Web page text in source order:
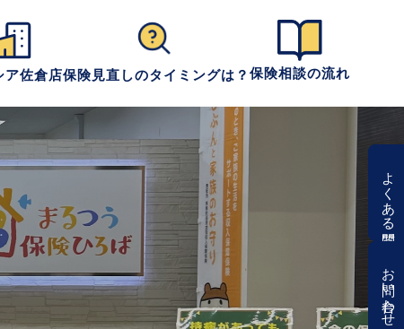
ア佐倉店保険見直しのタイミングは？ 保険相談の流れ
よくある質問
お問い合わせ